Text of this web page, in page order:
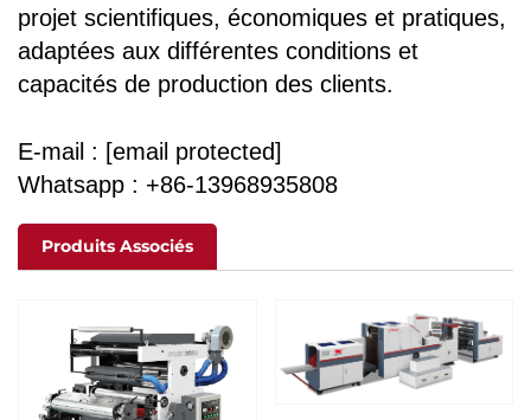
projet scientifiques, économiques et pratiques,
adaptées aux différentes conditions et
capacités de production des clients.
E-mail : [email protected]
Whatsapp : +86-13968935808
Produits Associés